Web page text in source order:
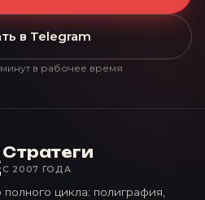
в Telegram
минут в рабочее время
Стратеги
С 2007 ГОДА
цикла: полиграфия,